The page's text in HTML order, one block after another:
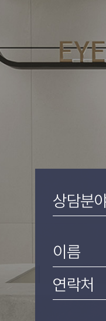
상담분
이름
연락처